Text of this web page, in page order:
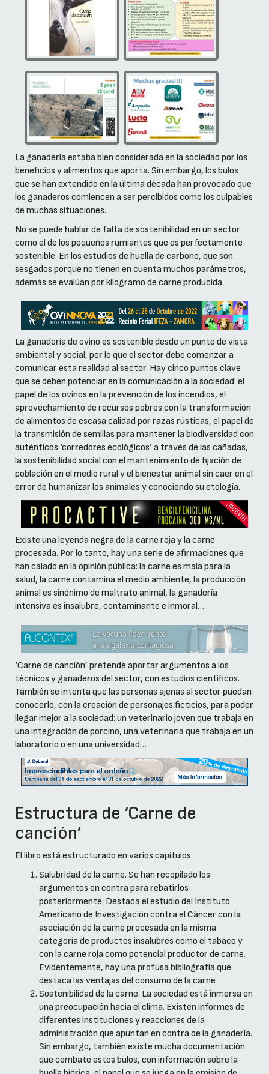
La ganadería estaba bien considerada en la sociedad por los
beneficios y alimentos que aporta. Sin embargo, los bulos
que se han extendido en la última década han provocado que
los ganaderos comiencen a ser percibidos como los culpables
de muchas situaciones.
No se puede hablar de falta de sostenibilidad en un sector
como el de los pequeños rumiantes que es perfectamente
sostenible. En los estudios de huella de carbono, que son
sesgados porque no tienen en cuenta muchos parámetros,
además se evalúan por kilogramo de carne producida.
La ganadería de ovino es sostenible desde un punto de vista
ambiental y social, por lo que el sector debe comenzar a
comunicar esta realidad al sector. Hay cinco puntos clave
que se deben potenciar en la comunicación a la sociedad: el
papel de los ovinos en la prevención de los incendios, el
aprovechamiento de recursos pobres con la transformación
de alimentos de escasa calidad por razas rústicas, el papel de
la transmisión de semillas para mantener la biodiversidad con
auténticos ‘corredores ecológicos’ a través de las cañadas,
la sostenibilidad social con el mantenimiento de fijación de
población en el medio rural y el bienestar animal sin caer en el
error de humanizar los animales y conociendo su etología.
Existe una leyenda negra de la carne roja y la carne
procesada. Por lo tanto, hay una serie de afirmaciones que
han calado en la opinión pública: la carne es mala para la
salud, la carne contamina el medio ambiente, la producción
animal es sinónimo de maltrato animal, la ganadería
intensiva es insalubre, contaminante e inmoral…
‘Carne de canción’ pretende aportar argumentos a los
técnicos y ganaderos del sector, con estudios científicos.
También se intenta que las personas ajenas al sector puedan
conocerlo, con la creación de personajes ficticios, para poder
llegar mejor a la sociedad: un veterinario joven que trabaja en
una integración de porcino, una veterinaria que trabaja en un
laboratorio o en una universidad…
Estructura de ‘Carne de
canción’
El libro está estructurado en varios capítulos:
Salubridad de la carne. Se han recopilado los
argumentos en contra para rebatirlos
posteriormente. Destaca el estudio del Instituto
Americano de Investigación contra el Cáncer con la
asociación de la carne procesada en la misma
categoría de productos insalubres como el tabaco y
con la carne roja como potencial productor de carne.
Evidentemente, hay una profusa bibliografía que
destaca las ventajas del consumo de la carne
Sostenibilidad de la carne. La sociedad está inmersa en
una preocupación hacia el clima. Existen informes de
diferentes instituciones y reacciones de la
administración que apuntan en contra de la ganadería.
Sin embargo, también existe mucha documentación
que combate estos bulos, con información sobre la